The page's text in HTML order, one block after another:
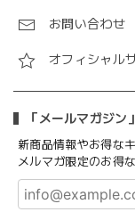
お問い合わせ
オフィシャル
「メールマガジン
新商品情報やお得な
メルマガ限定のお得